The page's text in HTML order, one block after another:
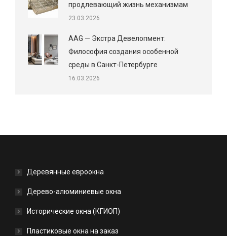
продлевающий жизнь механизмам
23.03.2026
AAG — Экстра Девелопмент:
Философия создания особенной
среды в Санкт-Петербурге
16.03.2026
Деревянные евроокна
Дерево-алюминиевые окна
Исторические окна (КГИОП)
Пластиковые окна на заказ